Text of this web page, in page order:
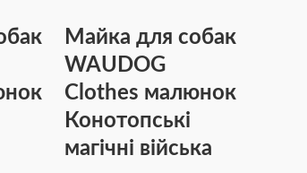
Параметри
Майка для собак
WAUDOG
Clothes малюнок
Конотопські
магічні війська
до
варіантів.
можна